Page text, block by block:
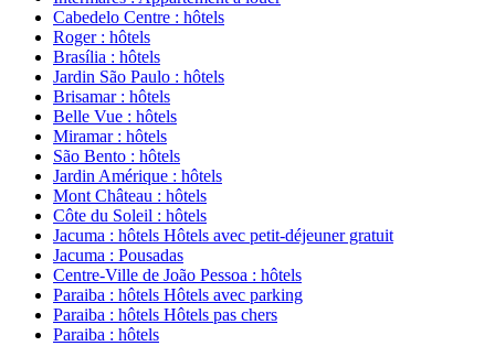
Cabedelo Centre : hôtels
Roger : hôtels
Brasília : hôtels
Jardin São Paulo : hôtels
Brisamar : hôtels
Belle Vue : hôtels
Miramar : hôtels
São Bento : hôtels
Jardin Amérique : hôtels
Mont Château : hôtels
Côte du Soleil : hôtels
Jacuma : hôtels Hôtels avec petit-déjeuner gratuit
Jacuma : Pousadas
Centre-Ville de João Pessoa : hôtels
Paraiba : hôtels Hôtels avec parking
Paraiba : hôtels Hôtels pas chers
Paraiba : hôtels